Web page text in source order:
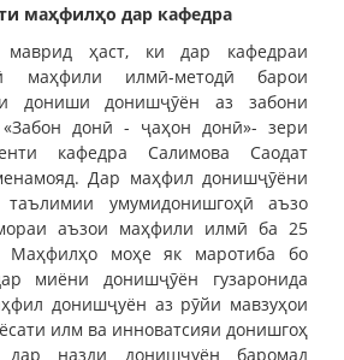
маҳфилҳо дар кафедра
ҳаст, ки дар кафедраи
маҳфили илмӣ-методӣ барои
дониши донишҷӯён аз забони
донӣ - ҷаҳон донӣ»- зери
кафедра Салимова Саодат
Дар маҳфил донишҷӯёни
таълимии умумидонишгоҳӣ аъзо
аъзои маҳфили илмӣ ба 25
Маҳфилҳо моҳе як маротиба бо
миёни донишҷӯён гузаронида
донишҷуён аз рӯйи мавзуҳои
илм ва инноватсияи донишгоҳ
дар назди донишҷуён баромад